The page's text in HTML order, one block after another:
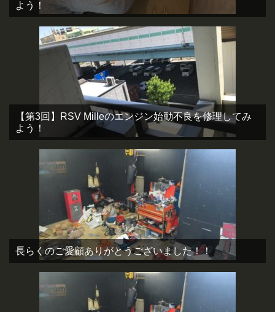
よう！
【第3回】RSV Milleのエンジン始動不良を修理してみ
よう！
長らくのご愛顧ありがとうございました！！